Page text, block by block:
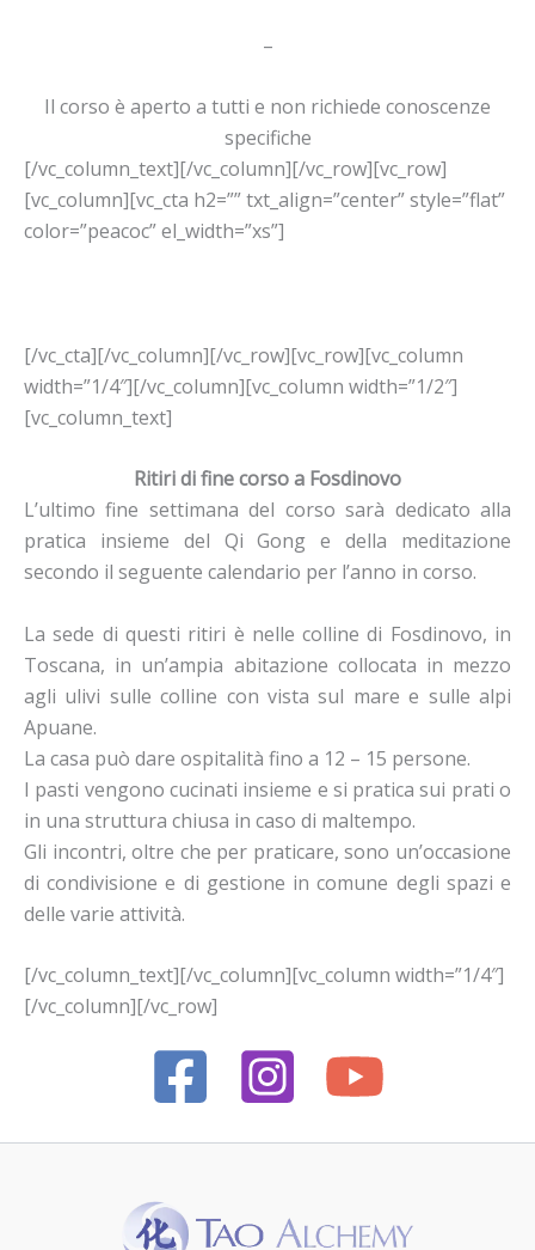
–
Il corso è aperto a tutti e non richiede conoscenze
specifiche
[/vc_column_text][/vc_column][/vc_row][vc_row]
[vc_column][vc_cta h2=”” txt_align=”center” style=”flat”
color=”peacoc” el_width=”xs”]
[/vc_cta][/vc_column][/vc_row][vc_row][vc_column
width=”1/4″][/vc_column][vc_column width=”1/2″]
[vc_column_text]
Ritiri di fine corso a Fosdinovo
L’ultimo fine settimana del corso sarà dedicato alla
pratica insieme del Qi Gong e della meditazione
secondo il seguente calendario per l’anno in corso.
La sede di questi ritiri è nelle colline di Fosdinovo, in
Toscana, in un’ampia abitazione collocata in mezzo
agli ulivi sulle colline con vista sul mare e sulle alpi
Apuane.
La casa può dare ospitalità fino a 12 – 15 persone.
I pasti vengono cucinati insieme e si pratica sui prati o
in una struttura chiusa in caso di maltempo.
Gli incontri, oltre che per praticare, sono un’occasione
di condivisione e di gestione in comune degli spazi e
delle varie attività.
[/vc_column_text][/vc_column][vc_column width=”1/4″]
[/vc_column][/vc_row]